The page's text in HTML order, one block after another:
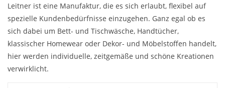
Geschenkideen und
Gutscheine
Accessoires Spa
Leitner ist eine Manufaktur, die es sich erlaubt, flexibel auf
spezielle Kundenbedürfnisse einzugehen. Ganz egal ob es
sich dabei um Bett- und Tischwäsche, Handtücher,
klassischer Homewear oder Dekor- und Möbelstoffen handelt,
hier werden individuelle, zeitgemäße und schöne Kreationen
verwirklicht.